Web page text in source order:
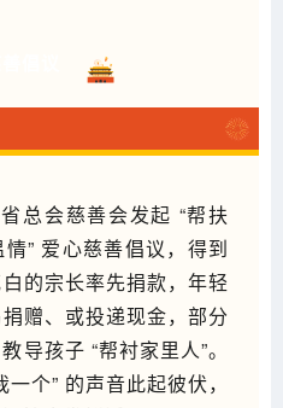
总会慈善会发起 “帮扶
” 爱心慈善倡议，得到
的宗长率先捐款，年轻
赠、或投递现金，部分
导孩子 “帮衬家里人”。
个” 的声音此起彼伏，